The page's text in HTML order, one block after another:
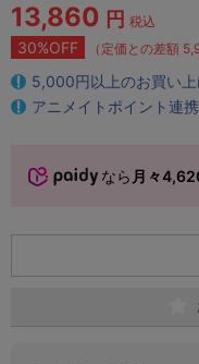
13,860 円 税込
30%OFF （定価との差額
5,000円以上のお買い上
アニメイトポイント連
なら 月々